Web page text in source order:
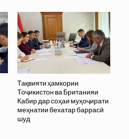
Тақвияти ҳамкории
Тоҷикистон ва Британияи
Кабир дар соҳаи муҳоҷирати
меҳнатии бехатар баррасӣ
шуд